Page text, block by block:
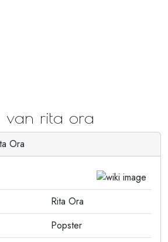
van rita ora
Ora
Rita Ora
Popster